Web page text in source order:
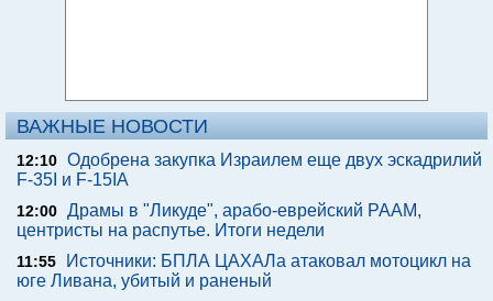
ВАЖНЫЕ НОВОСТИ
12:10 Одобрена закупка Израилем еще двух эскадрилий
F-35I и F-15IA
12:00 Драмы в "Ликуде", арабо-еврейский РААМ,
центристы на распутье. Итоги недели
11:55
Источники: БПЛА ЦАХАЛа атаковал мотоцикл на
юге Ливана, убитый и раненый